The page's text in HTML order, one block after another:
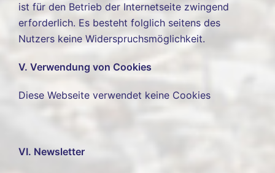
ist für den Betrieb der Internetseite zwingend
erforderlich. Es besteht folglich seitens des
Nutzers keine Widerspruchsmöglichkeit.
V. Verwendung von Cookies
Diese Webseite verwendet keine Cookies
VI. Newsletter